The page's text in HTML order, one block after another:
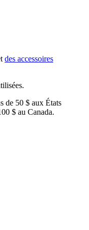
des accessoires
de 50 $ aux États
$ au Canada.